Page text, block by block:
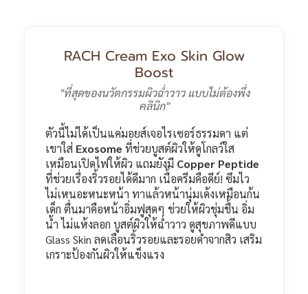
RACH Cream Exo Skin Glow
Boost
"ที่สุดของนวัตกรรมผิวฉ่ำวาว แบบไม่ต้องพึ่ง
คลินิก"
ตัวนี้ไม่ได้เป็นแค่มอยส์เจอไรเซอร์ธรรมดา แต่
เขาใส่ Exosome ที่ช่วยบูสต์ผิวให้ดูโกลว์ใส
เหมือนเปิดไฟให้ผิว แถมยังมี Copper Peptide
ที่ช่วยเรื่องริ้วรอยได้ดีมาก เนื้อครีมคือดีย์! ซึมไว
ไม่เหนอะหนะหน้า ทาแล้วหน้านุ่มเด้งเหมือนก้น
เด็ก ตื่นมาคือหน้าอิ่มฟูสุดๆ ช่วยให้ผิวชุ่มชื้น อิ่ม
น้ำ ไม่แห้งลอก บูสต์ผิวให้ฉ่ำวาว ดูสุขภาพดีแบบ
Glass Skin ลดเลือนริ้วรอยและรอยดำจากสิว เสริม
เกราะป้องกันผิวให้แข็งแรง